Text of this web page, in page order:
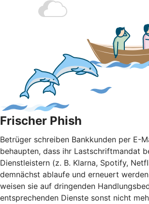
Frischer Phish
Betrüger schreiben Bankkunden per E-
behaupten, dass ihr Lastschriftmandat
Dienstleistern (z. B. Klarna, Spotify,
demnächst ablaufe und erneuert
weisen sie auf dringenden
entsprechenden Dienste sonst nicht